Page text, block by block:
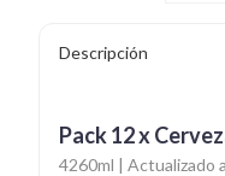
Descripción
Pack 12 x
4260ml | Actualizado